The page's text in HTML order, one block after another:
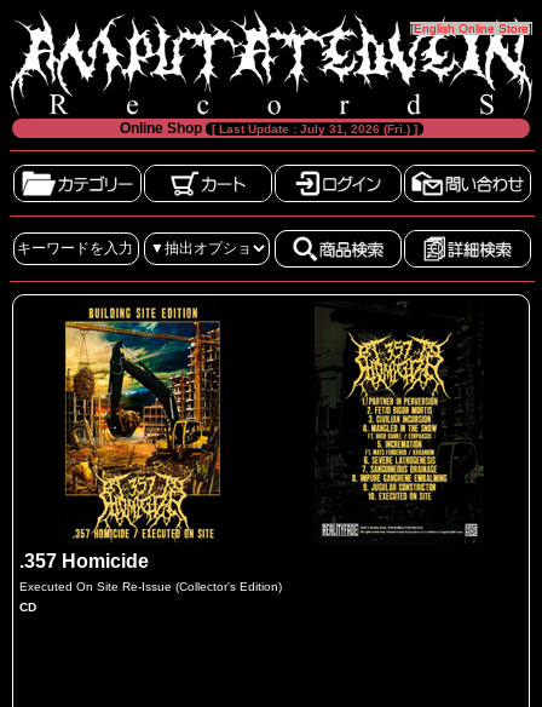
[English Online Store]
Online Shop [ Last Update : July 31, 2026 (Fri.) ]
.357 Homicide
Executed On Site Re-Issue (Collector's Edition)
CD